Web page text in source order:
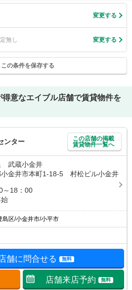
変更する
無し 変更する
この条件を保存する
得意なエイブル店舗で賃貸物件を
ンター
この店舗の掲載
賃貸物件一覧へ
武蔵小金井
小金井市本町1-18-5 村松ビル小金井
～18：00
始
島区/小金井市/小平市
舗に問合せる 無料
店舗来店予約 無料